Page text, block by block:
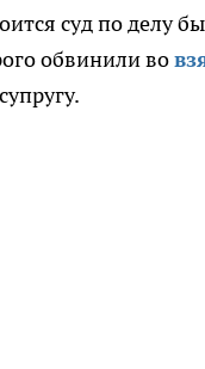
суд по делу
обвинили во